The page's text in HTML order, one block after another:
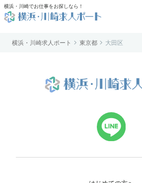
横浜・川崎でお仕事をお探しなら！
はじめての方へ
転職お役立ち情報
運営会社案内
個人情報保護方針
利用規約
お知らせ
横浜・川崎求人ポート  東京都  大田区